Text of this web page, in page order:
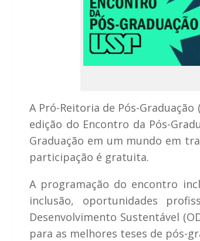
A Pró-Reitoria de Pós-
edição do Encontro da Pós-
Graduação em um mundo em
participação é gratuita.
A programação do encontro
inclusão, oportunidades
Desenvolvimento Sustentável
para as melhores teses de pós-